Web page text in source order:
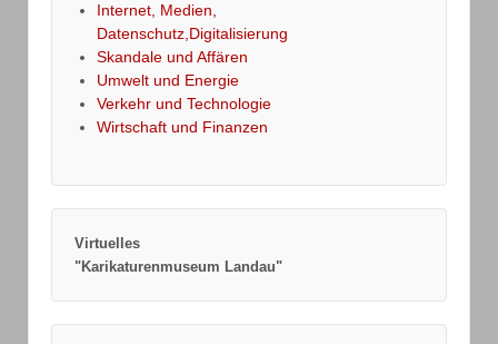
Internet, Medien,
Datenschutz,Digitalisierung
Skandale und Affären
Umwelt und Energie
Verkehr und Technologie
Wirtschaft und Finanzen
Virtuelles
"Karikaturenmuseum Landau"